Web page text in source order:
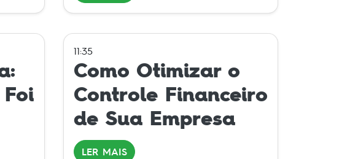
11:35
Como Otimizar o
Controle Financeiro
de Sua Empresa
LER MAIS